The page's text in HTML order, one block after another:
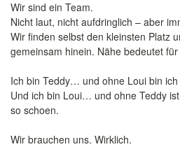
Wir sind ein Team.
Nicht laut, nicht aufdringlich – aber
Wir finden selbst den kleinsten Platz
gemeinsam hinein. Nähe bedeutet
Ich bin Teddy… und ohne Loui bin
Und ich bin Loui… und ohne Teddy
so schoen.
Wir brauchen uns. Wirklich.